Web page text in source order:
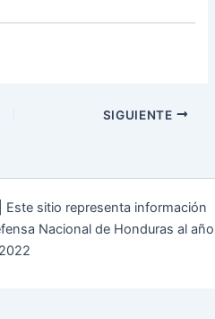
SIGUIENTE
sitio representa información
Nacional de Honduras al año
2022